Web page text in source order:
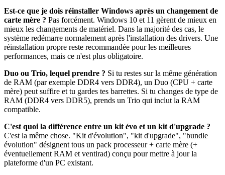
Est-ce que je dois réinstaller Windows après un changement de
carte mère ? Pas forcément. Windows 10 et 11 gèrent de mieux en
mieux les changements de matériel. Dans la majorité des cas, le
système redémarre normalement après l'installation des drivers. Une
réinstallation propre reste recommandée pour les meilleures
performances, mais ce n'est plus obligatoire.
Duo ou Trio, lequel prendre ? Si tu restes sur la même génération
de RAM (par exemple DDR4 vers DDR4), un Duo (CPU + carte
mère) peut suffire et tu gardes tes barrettes. Si tu changes de type de
RAM (DDR4 vers DDR5), prends un Trio qui inclut la RAM
compatible.
C'est quoi la différence entre un kit évo et un kit d'upgrade ?
C'est la même chose. "Kit d'évolution", "kit d'upgrade", "bundle
évolution" désignent tous un pack processeur + carte mère (+
éventuellement RAM et ventirad) conçu pour mettre à jour la
plateforme d'un PC existant.